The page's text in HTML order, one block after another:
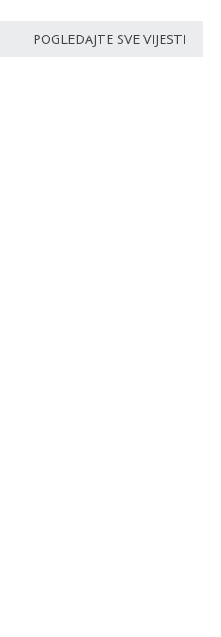
POGLEDAJTE SVE VIJESTI